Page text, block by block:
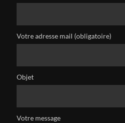
Votre adresse mail (obligatoire)
Objet
Votre message